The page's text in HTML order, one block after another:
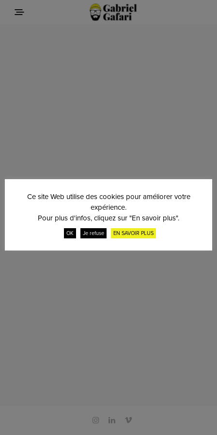
Ce site Web utilise des cookies pour améliorer votre
expérience.
Pour plus d'infos, cliquez sur "En savoir plus".
OK Je refuse EN SAVOIR PLUS